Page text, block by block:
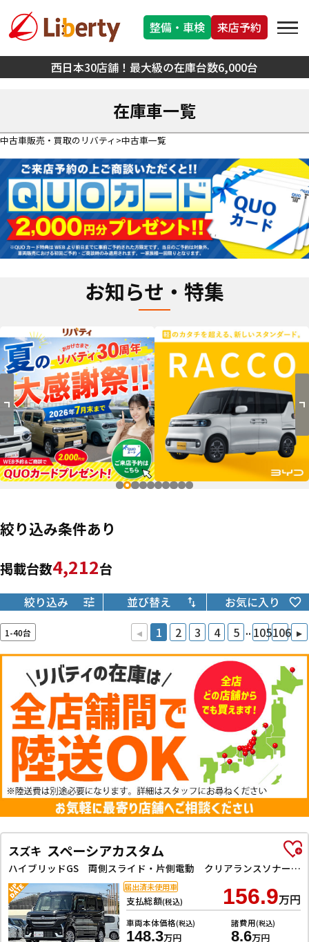
西日本30店舗！最大級の在庫台数6,000台
整備・車検 来店予約
在庫車一覧
中古車販売・買取のリバティ 中古車一覧
お知らせ・特集
絞り込み条件あり
掲載台数4,212台
絞り込み 並び替え お気に入り
1-40台 ◂ 1 2 3 4 5 .. 105106 ▸
スズキ スペーシアカスタム
ハイブリッドGS 両側スライド・片側電動 クリアランスソナー オートクルーズコントロール レーンアシスト スマートキー アイドリングストップ 電動格納ミラー シートヒーター ベンチシート CVT ESC アルミホイール
支払総額(税込) 156.9万円
車両本体価格(税込)
148.3万円
諸費用(税込)
8.6万円
届出済未使用車